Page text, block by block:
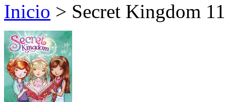
Inicio > Secret Kingdom